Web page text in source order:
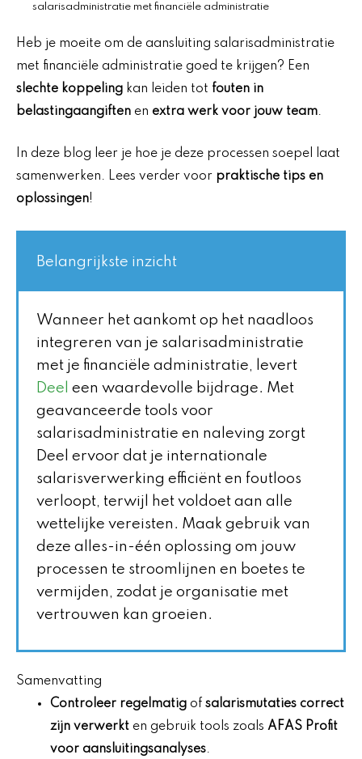
salarisadministratie met financiële administratie
Heb je moeite om de aansluiting salarisadministratie
met financiële administratie goed te krijgen? Een
slechte koppeling kan leiden tot fouten in
belastingaangiften en extra werk voor jouw team.
In deze blog leer je hoe je deze processen soepel laat
samenwerken. Lees verder voor praktische tips en
oplossingen!
Belangrijkste inzicht
Wanneer het aankomt op het naadloos
integreren van je salarisadministratie
met je financiële administratie, levert
Deel een waardevolle bijdrage. Met
geavanceerde tools voor
salarisadministratie en naleving zorgt
Deel ervoor dat je internationale
salarisverwerking efficiënt en foutloos
verloopt, terwijl het voldoet aan alle
wettelijke vereisten. Maak gebruik van
deze alles-in-één oplossing om jouw
processen te stroomlijnen en boetes te
vermijden, zodat je organisatie met
vertrouwen kan groeien.
Samenvatting
Controleer regelmatig of salarismutaties correct
zijn verwerkt en gebruik tools zoals AFAS Profit
voor aansluitingsanalyses.